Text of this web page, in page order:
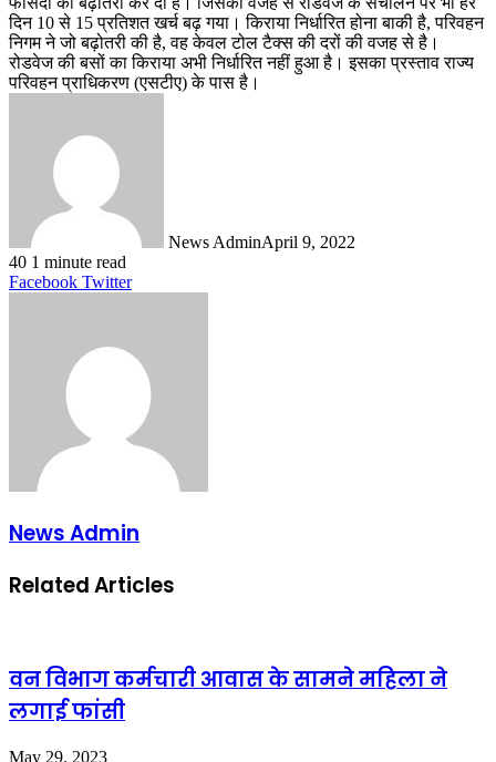
दिन 10 से 15 प्रतिशत खर्च बढ़ गया। किराया निर्धारित होना बाकी है, परिवहन
निगम ने जो बढ़ोतरी की है, वह केवल टोल टैक्स की दरों की वजह से है।
रोडवेज की बसों का किराया अभी निर्धारित नहीं हुआ है। इसका प्रस्ताव राज्य
परिवहन प्राधिकरण (एसटीए) के पास है।
News AdminApril 9, 2022
40 1 minute read
Facebook TwitterLinkedIn
Tumblr
Pinterest
Reddit
VKontakte
Share
Print
News Admin
Related Articles
वन विभाग कर्मचारी आवास के सामने महिला ने
लगाई फांसी
May 29, 2023